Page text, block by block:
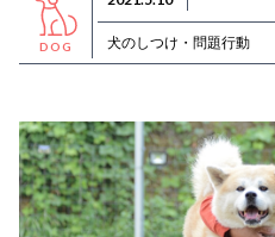
DOG 犬のしつけ・問題行動